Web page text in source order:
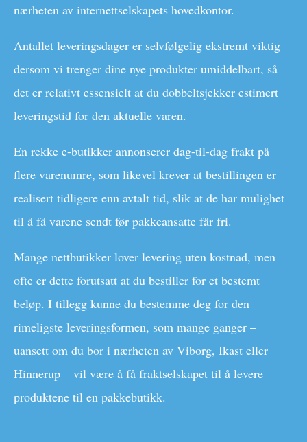
nærheten av internettselskapets hovedkontor.
Antallet leveringsdager er selvfølgelig ekstremt viktig
dersom vi trenger dine nye produkter umiddelbart, så
det er relativt essensielt at du dobbeltsjekker estimert
leveringstid for den aktuelle varen.
En rekke e-butikker annonserer dag-til-dag frakt på
flere varenumre, som likevel krever at bestillingen er
realisert tidligere enn avtalt tid, slik at de har mulighet
til å få varene sendt før pakkeansatte får fri.
Mange nettbutikker lover levering uten kostnad, men
ofte er dette forutsatt at du bestiller for et bestemt
beløp. I tillegg kunne du bestemme deg for den
rimeligste leveringsformen, som mange ganger –
uansett om du bor i nærheten av Viborg, Ikast eller
Hinnerup – vil være å få fraktselskapet til å levere
produktene til en pakkebutikk.